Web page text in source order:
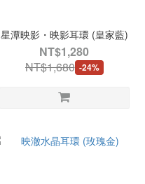
星潭映影・映影耳環 (皇家藍)
NT$1,280
NT$1,680 -24%